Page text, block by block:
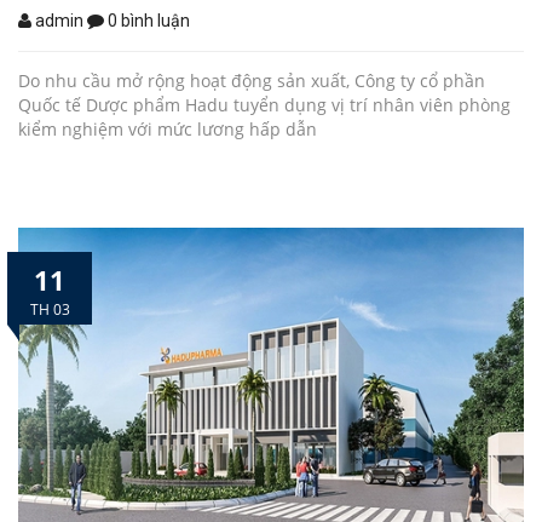
admin 0 bình luận
Do nhu cầu mở rộng hoạt động sản xuất, Công ty cổ phần
Quốc tế Dược phẩm Hadu tuyển dụng vị trí nhân viên phòng
kiểm nghiệm với mức lương hấp dẫn
11
TH 03